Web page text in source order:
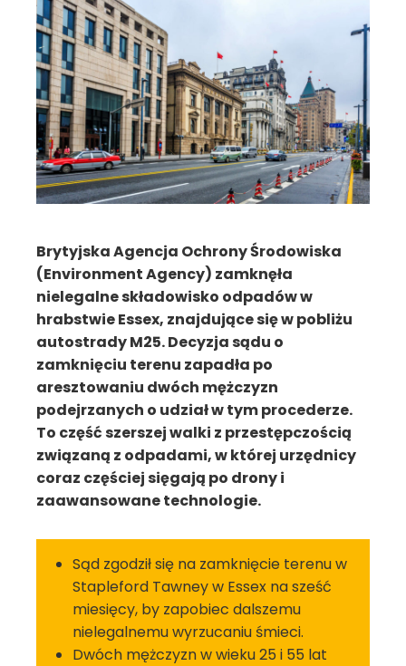
Brytyjska Agencja Ochrony Środowiska
(Environment Agency) zamknęła
nielegalne składowisko odpadów w
hrabstwie Essex, znajdujące się w pobliżu
autostrady M25. Decyzja sądu o
zamknięciu terenu zapadła po
aresztowaniu dwóch mężczyzn
podejrzanych o udział w tym procederze.
To część szerszej walki z przestępczością
związaną z odpadami, w której urzędnicy
coraz częściej sięgają po drony i
zaawansowane technologie.
Sąd zgodził się na zamknięcie terenu w
Stapleford Tawney w Essex na sześć
miesięcy, by zapobiec dalszemu
nielegalnemu wyrzucaniu śmieci.
Dwóch mężczyzn w wieku 25 i 55 lat